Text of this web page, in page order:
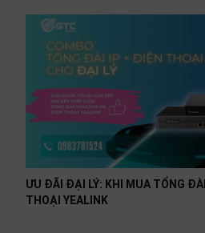
ƯU ĐÃI ĐẠI LÝ: KHI MUA TỔNG
THOẠI YEALINK